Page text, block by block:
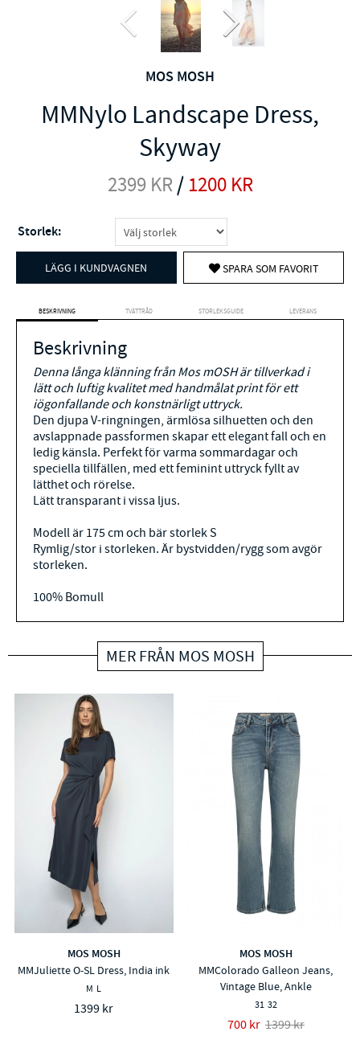
MOS MOSH
MMNylo Landscape Dress,
Skyway
2399 KR/ 1200KR
Storlek:
LÄGG I KUNDVAGNEN SPARA SOM FAVORIT
BESKRIVNING TVÄTTRÅD STORLEKSGUIDE LEVERANS
Beskrivning
Denna långa klänning från Mos mOSH är tillverkad i
lätt och luftig kvalitet med handmålat print för ett
iögonfallande och konstnärligt uttryck.
Den djupa V-ringningen, ärmlösa silhuetten och den
avslappnade passformen skapar ett elegant fall och en
ledig känsla. Perfekt för varma sommardagar och
speciella tillfällen, med ett feminint uttryck fyllt av
lätthet och rörelse.
Lätt transparant i vissa ljus.
Modell är 175 cm och bär storlek S
Rymlig/stor i storleken. Är bystvidden/rygg som avgör
storleken.
100% Bomull
MER FRÅN MOS MOSH
MOS MOSH
MMJuliette O-SL Dress, India ink
M L
1399 kr
MOS MOSH
MMColorado Galleon Jeans,
Vintage Blue, Ankle
31 32
700 kr 1399 kr